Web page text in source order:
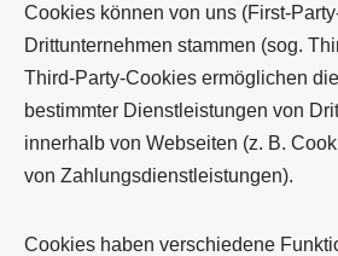
Cookies können von uns (First-
Drittunternehmen stammen (sog.
Third-Party-Cookies ermöglichen
bestimmter Dienstleistungen von
innerhalb von Webseiten (z. B.
von Zahlungsdienstleistungen).
Cookies haben verschiedene